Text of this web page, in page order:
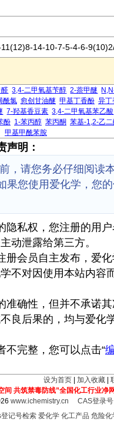
14-10-7-5-4-6-
3,4-二甲氧基苄醇 2-萘甲醚
酰氯 愈创甘油醚 甲基丁香酚 异丁
7-羟基香豆素 3,4-二甲氧基苯乙酸
酚 1-苯丙醇 苯丙酮 苯基-1,2-乙
甲基甲酰苯胺
明：
，请您务必仔细阅读
果您使用爱化学，您
隐私权，您注册的用
动泄露给第三方。
册会员自主发布，爱
不对因使用本站内容
准确性，但并不承诺
良后果的，均与爱化
不完整，您可以点击“
设为首页 加入收藏
间 共筑禁毒防线”全国化工行业净
www.ichemistry.cn
CAS登录
记号检索 爱化学 化工产品 危险化